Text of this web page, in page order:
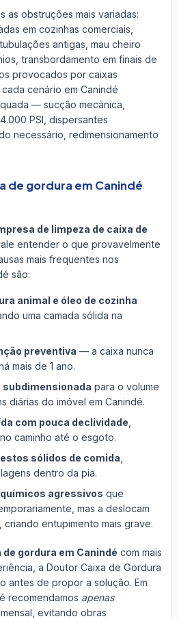
as obstruções mais variadas:
em cozinhas comerciais,
antigas, mau cheiro
transbordamento em finais de
provocados por caixas
cenário em Canindé
— sucção mecânica,
PSI, dispersantes
necessário, redimensionamento
de gordura em Canindé
de limpeza de caixa de
entender o que provavelmente
mais frequentes nos
são:
animal e óleo de cozinha
uma camada sólida na
preventiva — a caixa nunca
mais de 1 ano.
subdimensionada para o volume
diárias do imóvel em Canindé.
com pouca declividade
caminho até o esgoto.
sólidos de comida
dentro da pia.
agressivos que
mas a deslocam
entupimento mais grave.
gordura em Canindé com mais
a Doutor Caixa de Gordura
antes de propor a solução. Em
recomendamos apenas
evitando obras